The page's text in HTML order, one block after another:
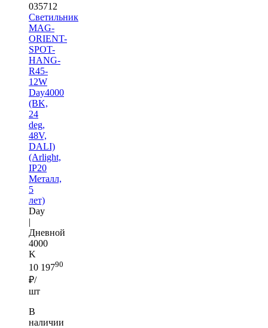
035712
Светильник
MAG-
ORIENT-
SPOT-
HANG-
R45-
12W
Day4000
(BK,
24
deg,
48V,
DALI)
(Arlight,
IP20
Металл,
5
лет)
Day
|
Дневной
4000
K
10 19790
₽/
шт
В
наличии